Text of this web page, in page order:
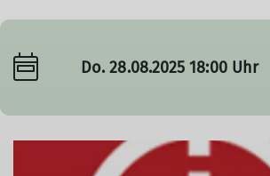
Do. 28.08.2025 18:00 Uhr